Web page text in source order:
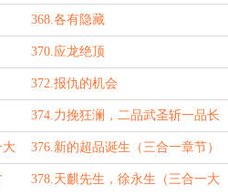
368.各有隐藏
370.应龙绝顶
372.报仇的机会
374.力挽狂澜，二品武圣斩一品长
生！（第三更）
大 376.新的超品诞生（三合一章节）
378.天麒先生，徐永生（三合一大